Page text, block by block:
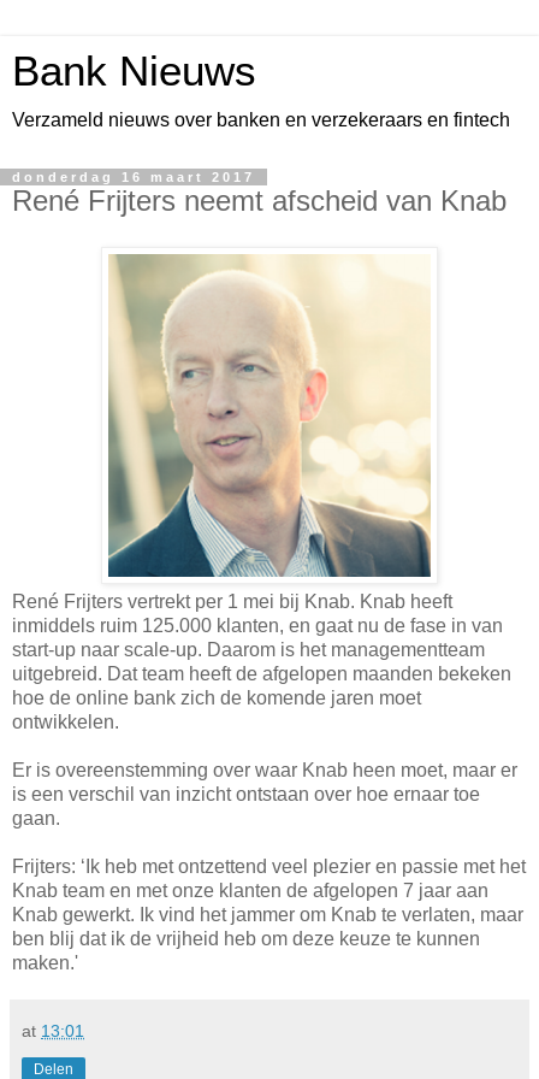
Bank Nieuws
Verzameld nieuws over banken en verzekeraars en fintech
donderdag 16 maart 2017
René Frijters neemt afscheid van Knab
René Frijters vertrekt per 1 mei bij Knab. Knab heeft
inmiddels ruim 125.000 klanten, en gaat nu de fase in van
start-up naar scale-up. Daarom is het managementteam
uitgebreid. Dat team heeft de afgelopen maanden bekeken
hoe de online bank zich de komende jaren moet
ontwikkelen.
Er is overeenstemming over waar Knab heen moet, maar er
is een verschil van inzicht ontstaan over hoe ernaar toe
gaan.
Frijters: ‘Ik heb met ontzettend veel plezier en passie met het
Knab team en met onze klanten de afgelopen 7 jaar aan
Knab gewerkt. Ik vind het jammer om Knab te verlaten, maar
ben blij dat ik de vrijheid heb om deze keuze te kunnen
maken.'
at 13:01
Delen